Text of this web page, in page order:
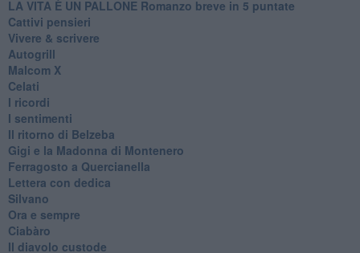
LA VITA È UN PALLONE Romanzo breve in 5 puntate
Cattivi pensieri
Vivere & scrivere
Autogrill
Malcom X
Celati
I ricordi
I sentimenti
Il ritorno di Belzeba
Gigi e la Madonna di Montenero
Ferragosto a Quercianella
Lettera con dedica
Silvano
Ora e sempre
Ciabàro
Il diavolo custode